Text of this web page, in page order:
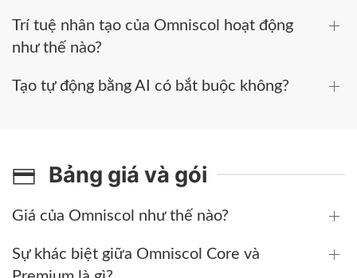
Trí tuệ nhân tạo của Omniscol hoạt động
như thế nào?
Tạo tự động bằng AI có bắt buộc không?
Bảng giá và gói
Giá của Omniscol như thế nào?
Sự khác biệt giữa Omniscol Core và